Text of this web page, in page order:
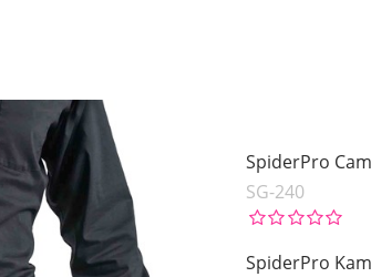
SpiderPro
SG-240
SpiderPro